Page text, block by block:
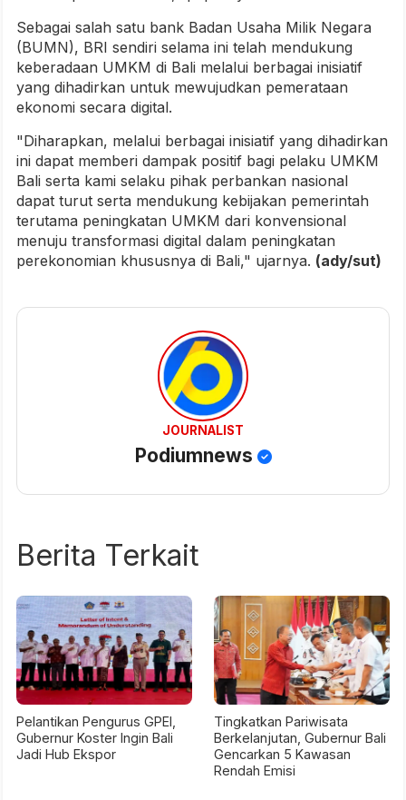
Sebagai salah satu bank Badan Usaha Milik Negara
(BUMN), BRI sendiri selama ini telah mendukung
keberadaan UMKM di Bali melalui berbagai inisiatif
yang dihadirkan untuk mewujudkan pemerataan
ekonomi secara digital.
"Diharapkan, melalui berbagai inisiatif yang dihadirkan
ini dapat memberi dampak positif bagi pelaku UMKM
Bali serta kami selaku pihak perbankan nasional
dapat turut serta mendukung kebijakan pemerintah
terutama peningkatan UMKM dari konvensional
menuju transformasi digital dalam peningkatan
perekonomian khususnya di Bali," ujarnya. (ady/sut)
JOURNALIST
Podiumnews
Berita Terkait
Pelantikan Pengurus GPEI,
Gubernur Koster Ingin Bali
Jadi Hub Ekspor
Tingkatkan Pariwisata
Berkelanjutan, Gubernur Bali
Gencarkan 5 Kawasan
Rendah Emisi